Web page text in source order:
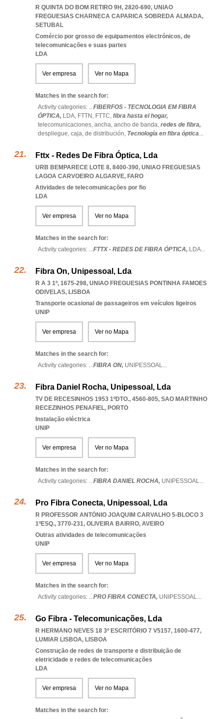
R QUINTA DO BOM RETIRO 9H, 2820-690, UNIAO
FREGUESIAS CHARNECA CAPARICA SOBREDA ALMADA,
SETUBAL
Comércio por grosso de equipamentos electrónicos, de
telecomunicações e suas partes
LDA
Ver empresa Ver no Mapa
Matches in the search for:
Activity categories: ...FIBERFOS - TECNOLOGIA EM FIBRA
ÓPTICA, LDA, FTTN, FTTC, fibra hasta el hogar,
telecomunicaciones, ancha, ancho de banda, redes de fibra,
despliegue, caja, de distribución, Tecnología en fibra óptica...
Fttx - Redes De Fibra Óptica, Lda
URB BEMPARECE LOTE 8, 8400-390, UNIAO FREGUESIAS
LAGOA CARVOEIRO ALGARVE, FARO
Atividades de telecomunicações por fio
LDA
Ver empresa Ver no Mapa
Matches in the search for:
Activity categories: ...FTTX - REDES DE FIBRA ÓPTICA, LDA...
Fibra On, Unipessoal, Lda
R A 3 1º, 1675-298, UNIAO FREGUESIAS PONTINHA FAMOES
ODIVELAS, LISBOA
Transporte ocasional de passageiros em veículos ligeiros
UNIP
Ver empresa Ver no Mapa
Matches in the search for:
Activity categories: ...FIBRA ON, UNIPESSOAL...
Fibra Daniel Rocha, Unipessoal, Lda
TV DE RECESINHOS 1953 1ºDTO., 4560-805, SAO MARTINHO
RECEZINHOS PENAFIEL, PORTO
Instalação eléctrica
UNIP
Ver empresa Ver no Mapa
Matches in the search for:
Activity categories: ...FIBRA DANIEL ROCHA, UNIPESSOAL...
Pro Fibra Conecta, Unipessoal, Lda
R PROFESSOR ANTÓNIO JOAQUIM CARVALHO 5-BLOCO 3
1ºESQ., 3770-231, OLIVEIRA BAIRRO, AVEIRO
Outras atividades de telecomunicações
UNIP
Ver empresa Ver no Mapa
Matches in the search for:
Activity categories: ...PRO FIBRA CONECTA, UNIPESSOAL...
Go Fibra - Telecomunicações, Lda
R HERMANO NEVES 18 3º ESCRITÓRIO 7 V5157, 1600-477,
LUMIAR LISBOA, LISBOA
Construção de redes de transporte e distribuição de
eletricidade e redes de telecomunicações
LDA
Ver empresa Ver no Mapa
Matches in the search for: